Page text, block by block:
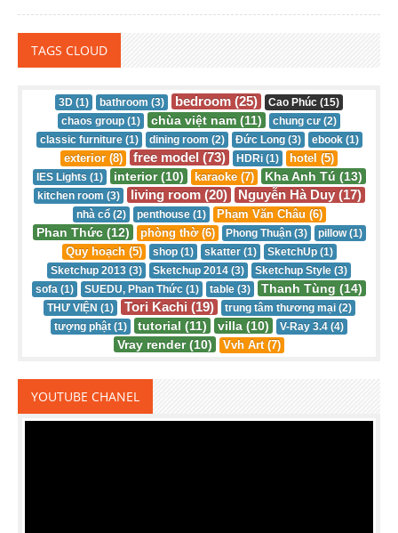
TAGS CLOUD
3D (1) bathroom (3) bedroom (25)
Cao Phúc (15)
chaos group (1)
chùa việt nam (11)
chung cư (2)
classic furniture (1)
dining room (2) Đức Long (3) ebook (1)
exterior (8) free model (73) HDRi (1) hotel (5)
IES Lights (1) interior (10) karaoke (7) Kha Anh Tú (13)
kitchen room (3) living room (20) Nguyễn Hà Duy (17)
nhà cổ (2) penthouse (1) Phạm Văn Châu (6)
Phan Thức (12) phòng thờ (6) Phong Thuận (3) pillow (1)
Quy hoạch (5) shop (1) skatter (1)
SketchUp (1)
Sketchup 2013 (3)
Sketchup 2014 (3)
Sketchup Style (3)
sofa (1)
SUEDU, Phan Thức (1) table (3) Thanh Tùng (14)
THƯ VIỆN (1) Tori Kachi (19)
trung tâm thương mại (2)
tượng phật (1)
tutorial (11) villa (10) V-Ray 3.4 (4)
Vray render (10) Vvh Art (7)
YOUTUBE CHANEL